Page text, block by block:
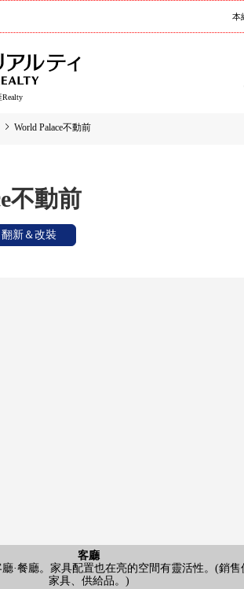
本
World Palace不動前
不動前
翻新＆改裝
客廳
·餐廳。家具配置也在亮的空間有靈活性。(銷
家具、供給品。)
外觀
外觀有特徵的Mansion。位於角地，有解放感。
客廳
廳。亮的室內和開放感覺是特徴。(銷售價格不
給品。)
廚房
南的窗的廚房。工作空間廣闊，并且收納也充實。
公共汽車
刻的浴室。浴缸的擱板以及鏡子也用尺寸舒適地
洗臉
室。早晨的準備也用三面鏡和廣闊的洗臉盤子舒
格不包括家具、供給品。)
西式房間
是亮的光插進去的西式房間。天然的地板讓感到
客廳
的窗進入自然光，是亮的空間。(銷售價格不包
品。)
風景
陽台的風景。感到周圍的街景和空的擴大。
陽台
陽台有開放感覺，自然光也在室內插進去。
廁所
納擱板被設立的廁所。也具有溫水衝洗馬桶座以及
入口
格的外壁和拱門對在特徴從玻璃門熟悉的印象。
外觀
特徵的Mansion。入口有屋頂，停放非機動車空間
LIFE武藏小山商店(約410m)
OZEKI目黑不動前商店(約580m)
按照全家便利店品川桐谷商店(約190m)
杉藥房武藏小山商店(約410m)
etomo武藏小山(約670m)
品川小山3郵局(約440m)
品川區立後地小學(約300m)
品川區立荏原第一中學(約590m)
林試之森公園(約950m)